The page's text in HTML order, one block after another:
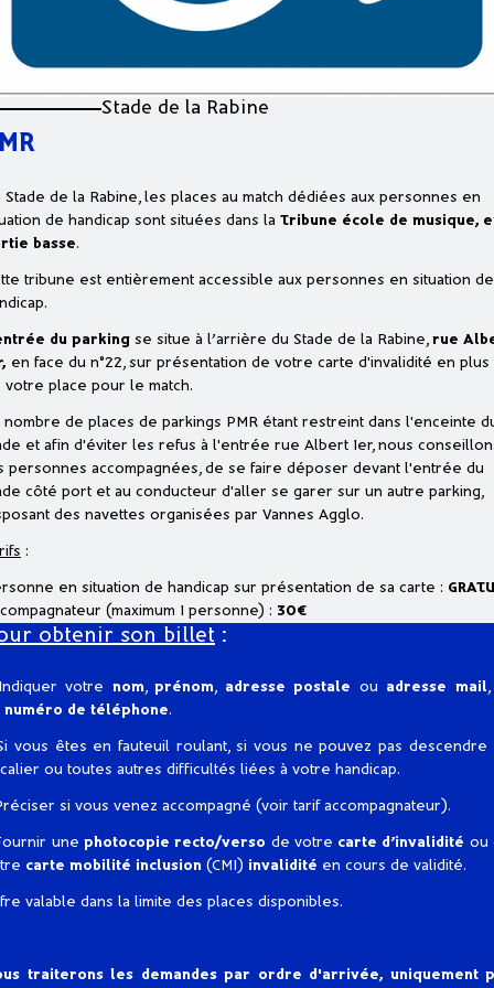
Stade de la Rabine
Stade de la Rabine, les places au match dédiées aux personnes en
de handicap sont situées dans la Tribune école de musique,
basse.
tribune est entièrement accessible aux personnes en situation de
du parking se situe à l’arrière du Stade de la Rabine, rue
en face du n°22, sur présentation de votre carte d'invalidité en plus
votre place pour le match.
nombre de places de parkings PMR étant restreint dans l'enceinte
et afin d'éviter les refus à l'entrée rue Albert 1er, nous
personnes accompagnées, de se faire déposer devant l'entrée du
côté port et au conducteur d'aller se garer sur un autre parking,
des navettes organisées par Vannes Agglo.
:
en situation de handicap sur présentation de sa carte :
(maximum 1 personne) : 30€
obtenir son billet :
votre nom, prénom, adresse postale ou adresse mail
numéro de téléphone.
vous êtes en fauteuil roulant, si vous ne pouvez pas descendre
ou toutes autres difficultés liées à votre handicap.
si vous venez accompagné (voir tarif accompagnateur).
une photocopie recto/verso de votre carte d’invalidité ou
carte mobilité inclusion (CMI) invalidité en cours de validité.
valable dans la limite des places disponibles.
traiterons les demandes par ordre d'arrivée, uniquement